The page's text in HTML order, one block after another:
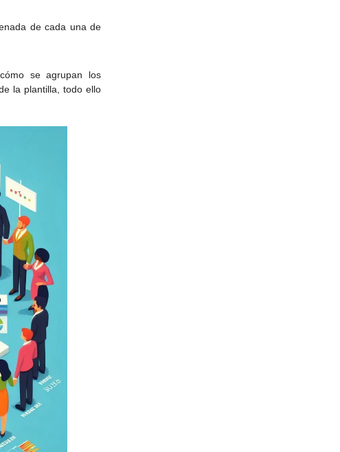
de cada una de
se agrupan los
la plantilla, todo ello